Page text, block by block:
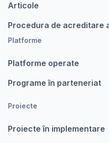
Articole
Procedura de acreditare
Platforme
Platforme operate
Programe în parteneriat
Proiecte
Proiecte în implementare